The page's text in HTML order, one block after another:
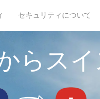
セキュリティについて
らス